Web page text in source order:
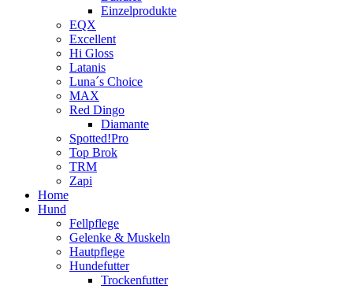
Einzelprodukte
EQX
Excellent
Hi Gloss
Latanis
Luna´s Choice
MAX
Red Dingo
Diamante
Spotted!Pro
Top Brok
TRM
Zapi
Home
Hund
Fellpflege
Gelenke & Muskeln
Hautpflege
Hundefutter
Trockenfutter